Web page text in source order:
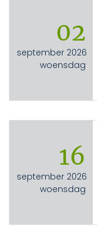
02
september 2026
woensdag
16
september 2026
woensdag